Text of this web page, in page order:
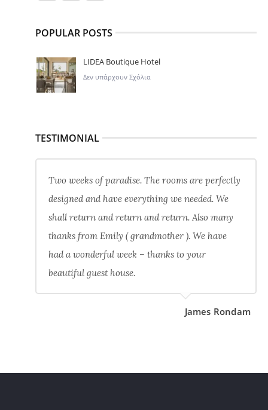
POPULAR POSTS
LIDEA Boutique Hotel
Δεν υπάρχουν Σχόλια
TESTIMONIAL
Two weeks of paradise. The rooms are perfectly
designed and have everything we needed. We
shall return and return and return. Also many
thanks from Emily ( grandmother ). We have
had a wonderful week – thanks to your
beautiful guest house.
James Rondam